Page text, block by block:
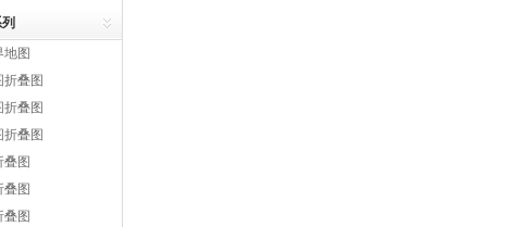
地图
折叠图
折叠图
折叠图
叠图
叠图
叠图